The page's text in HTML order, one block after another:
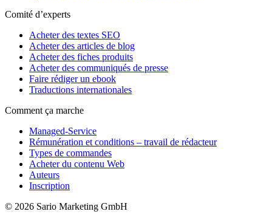
Comité d’experts
Acheter des textes SEO
Acheter des articles de blog
Acheter des fiches produits
Acheter des communiqués de presse
Faire rédiger un ebook
Traductions internationales
Comment ça marche
Managed-Service
Rémunération et conditions – travail de rédacteur
Types de commandes
Acheter du contenu Web
Auteurs
Inscription
© 2026 Sario Marketing GmbH